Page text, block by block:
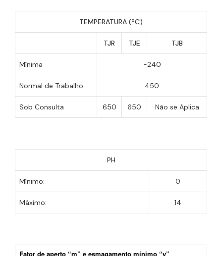
TEMPERATURA (ºC)
TJR TJE TJB
Mínima -240
Normal de Trabalho 450
Sob Consulta 650 650 Não se Aplica
PH
Mínimo: 0
Máximo: 14
Fator de aperto “m” e esmagamento mínimo “y”